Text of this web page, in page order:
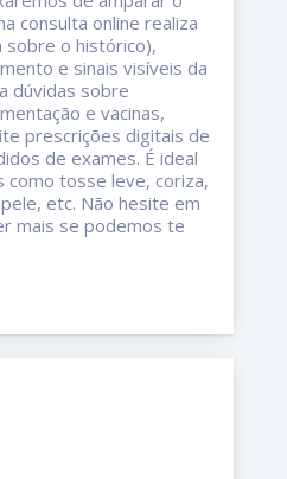
consulta online realiza
sobre o histórico),
e sinais visíveis da
dúvidas sobre
e vacinas,
prescrições digitais de
de exames. É ideal
como tosse leve, coriza,
etc. Não hesite em
mais se podemos te